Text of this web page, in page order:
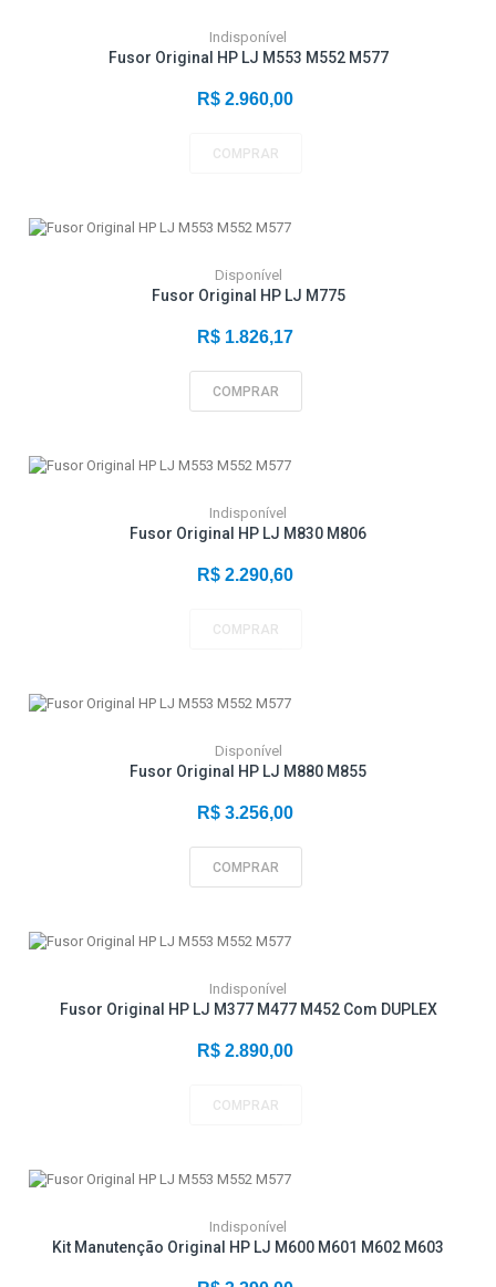
Indisponível
Fusor Original HP LJ M553 M552 M577
R$ 2.960,00
COMPRAR
Disponível
Fusor Original HP LJ M775
R$ 1.826,17
COMPRAR
Indisponível
Fusor Original HP LJ M830 M806
R$ 2.290,60
COMPRAR
Disponível
Fusor Original HP LJ M880 M855
R$ 3.256,00
COMPRAR
Indisponível
Fusor Original HP LJ M377 M477 M452 Com DUPLEX
R$ 2.890,00
COMPRAR
Indisponível
Kit Manutenção Original HP LJ M600 M601 M602 M603